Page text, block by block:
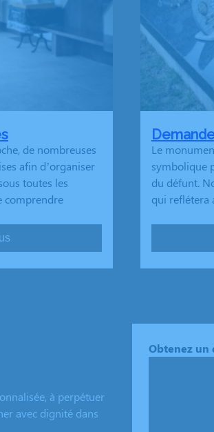
de nombreuses
afin d’organiser
toutes les
comprendre
Le
symbolique
du défunt.
qui reflétera
à perpétuer
avec dignité dans
Obtenez un